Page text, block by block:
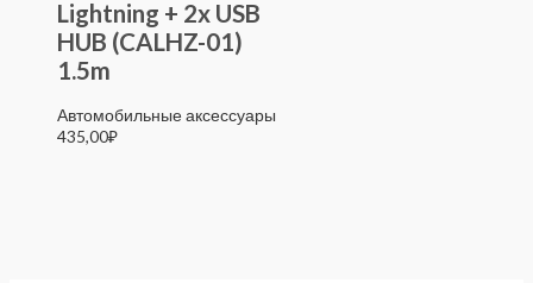
Lightning + 2x USB
HUB (CALHZ-01)
1.5m
Автомобильные аксессуары
435,00₽